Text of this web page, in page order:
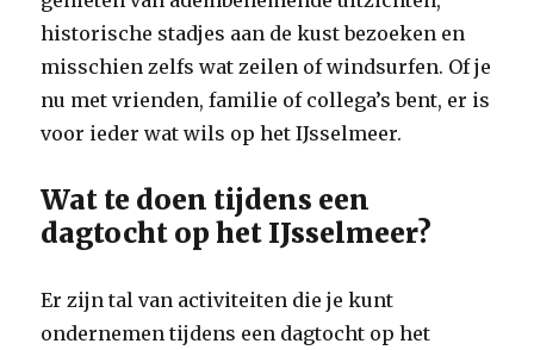
historische stadjes aan de kust bezoeken en
misschien zelfs wat zeilen of windsurfen. Of je
nu met vrienden, familie of collega’s bent, er is
voor ieder wat wils op het IJsselmeer.
Wat te doen tijdens een
dagtocht op het IJsselmeer?
Er zijn tal van activiteiten die je kunt
ondernemen tijdens een dagtocht op het